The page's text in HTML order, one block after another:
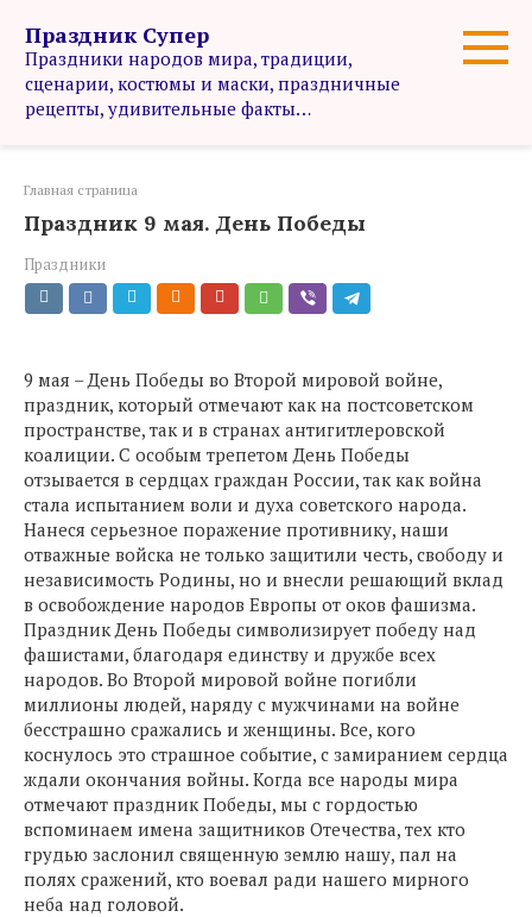
контенту
Праздник Супер
Праздники народов мира, традиции,
сценарии, костюмы и маски, праздничные
рецепты, удивительные факты…
Главная страница
Праздник 9 мая. День Победы
Праздники
9 мая – День Победы во Второй мировой войне,
праздник, который отмечают как на постсоветском
пространстве, так и в странах антигитлеровской
коалиции. С особым трепетом День Победы
отзывается в сердцах граждан России, так как война
стала испытанием воли и духа советского народа.
Нанеся серьезное поражение противнику, наши
отважные войска не только защитили честь, свободу и
независимость Родины, но и внесли решающий вклад
в освобождение народов Европы от оков фашизма.
Праздник День Победы символизирует победу над
фашистами, благодаря единству и дружбе всех
народов. Во Второй мировой войне погибли
миллионы людей, наряду с мужчинами на войне
бесстрашно сражались и женщины. Все, кого
коснулось это страшное событие, с замиранием сердца
ждали окончания войны. Когда все народы мира
отмечают праздник Победы, мы с гордостью
вспоминаем имена защитников Отечества, тех кто
грудью заслонил священную землю нашу, пал на
полях сражений, кто воевал ради нашего мирного
неба над головой.